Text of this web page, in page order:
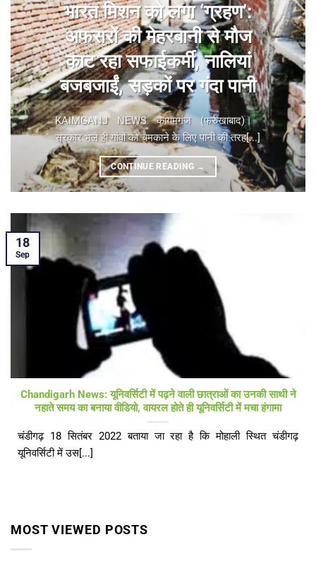
भारत मिशन को लगा ‘ग्रहण’:
अफसरों की मेहरबानी से मौज
काट रहा सफाईकर्मी, नालियां
बजबजाईं, सड़कों पर गंदा पानी
KAIMGANJ NEWS कायमगंज (फर्रुखाबाद)। ​
सरकार भले ही गांवों को चमकाने के लिए पानी की तरह[...]
CONTINUE READING →
Chandigarh News: यूनिवर्सिटी में पढ़ने वाली छात्राओं का उनकी साथी ने
नहाते समय का बनाया वीडियो, वायरल होते ही यूनिवर्सिटी में मचा हंगामा
चंडीगढ़ 18 सितंबर 2022 बताया जा रहा है कि मोहाली स्थित चंडीगढ़
यूनिवर्सिटी में उस[...]
18
Sep
MOST VIEWED POSTS